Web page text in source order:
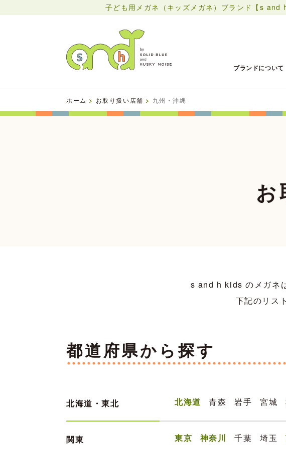
子ども用メガネ（キッズメガネ）ブランド【s and
ブランドについて
ホーム > お取り扱い店舗 > 九州・沖縄
お
s and h kids のメガネ
下記のリス
都道府県から探す
北海道・東北 北海道 青森 岩手 宮城
関東 東京 神奈川 千葉 埼玉